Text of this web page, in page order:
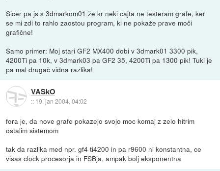
Sicer pa js s 3dmarkom01 že kr neki cajta ne testeram grafe, ker
se mi zdi to rahlo zaostou program, ki ne pokaže prave moči
grafične!
Samo primer: Moj stari GF2 MX400 dobi v 3dmark01 3300 pik,
4200Ti pa 10k, v 3dmark03 pa GF2 35, 4200Ti pa 1300 pik! Tuki je
pa mal drugač vidna razlika!
VASkO
:: 19. jan 2004, 04:02
fora je, da nove grafe pokazejo svojo moc komaj z zelo hitrim
ostalim sistemom
tak da razlika med npr. gf4 ti4200 in pa r9600 ni konstantna, ce
visas clock procesorja in FSBja, ampak bolj eksponentna